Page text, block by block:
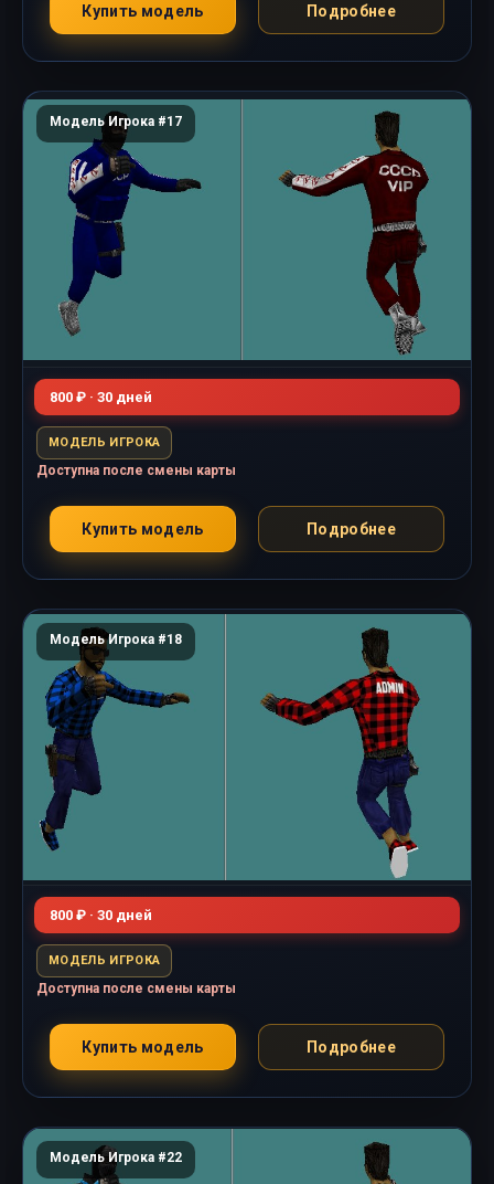
Купить модель Подробнее
Модель Игрока #17
800 ₽ · 30 дней
МОДЕЛЬ ИГРОКА
Доступна после смены карты
Купить модель Подробнее
Модель Игрока #18
800 ₽ · 30 дней
МОДЕЛЬ ИГРОКА
Доступна после смены карты
Купить модель Подробнее
Модель Игрока #22